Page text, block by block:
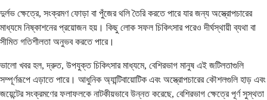
দুর্লভ ক্ষেত্রে, সংক্রমণ ফোড়া বা পুঁজের থলি তৈরি করতে পারে যার জন্য অস্ত্রোপচারের
মাধ্যমে নিষ্কাশনের প্রয়োজন হয়। কিছু লোক সফল চিকিৎসার পরেও দীর্ঘস্থায়ী ব্যথা বা
সীমিত গতিশীলতা অনুভব করতে পারে।
ভালো খবর হল, দ্রুত, উপযুক্ত চিকিৎসার মাধ্যমে, বেশিরভাগ মানুষ এই জটিলতাগুলি
সম্পূর্ণরূপে এড়াতে পারে। আধুনিক অ্যান্টিবায়োটিক এবং অস্ত্রোপচারের কৌশলগুলি হাড় এবং
জয়েন্টের সংক্রমণের ফলাফলকে নাটকীয়ভাবে উন্নত করেছে, বেশিরভাগ ক্ষেত্রে পূর্ণ সুস্থতা